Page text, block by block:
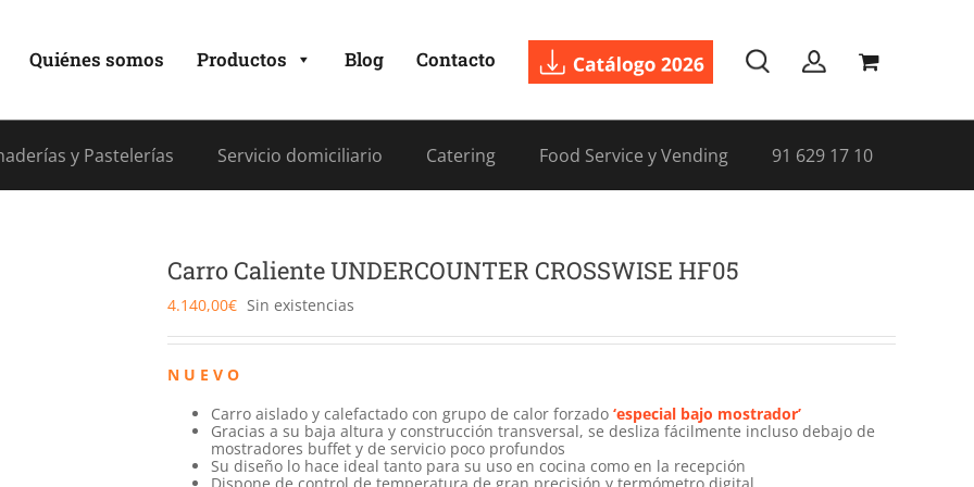
Quiénes somos Productos Blog Contacto
y Pastelerías Servicio domiciliario Catering Food Service y Vending 91 629 17 10
Carro Caliente UNDERCOUNTER CROSSWISE HF05
4.140,00€ Sin existencias
N U E V O
Carro aislado y calefactado con grupo de calor forzado ‘especial bajo mostrador’
Gracias a su baja altura y construcción transversal, se desliza fácilmente incluso debajo de
mostradores buffet y de servicio poco profundos
Su diseño lo hace ideal tanto para su uso en cocina como en la recepción